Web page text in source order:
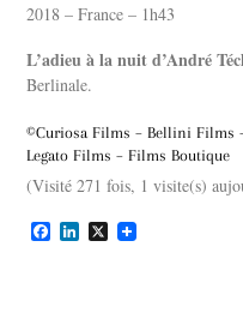
2018 – France – 1h43
L’adieu à la nuit d’André
Berlinale.
©Curiosa Films – Bellini Films
Legato Films – Films Boutique
(Visité 271 fois, 1 visite(s)
F L X